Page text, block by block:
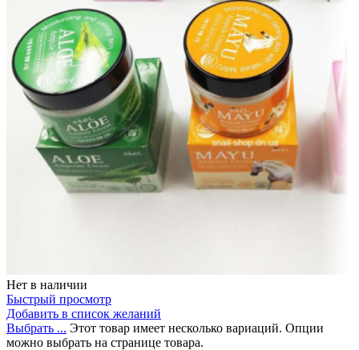
Нет в наличии
Быстрый просмотр
Добавить в список желаний
Выбрать ... Этот товар имеет несколько вариаций. Опции
можно выбрать на странице товара.